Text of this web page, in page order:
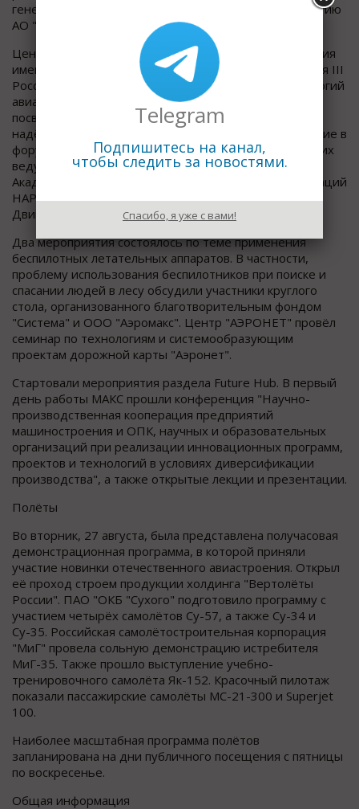
генерального директора по научной работе и развитию
АО "АЗИМУТ" Виктор Соломенцев.
Центральный институт авиационного моторостроения
имени П.И. Баранова стал площадкой для проведения III
Российско-китайского форума по разработке технологий
авиационных двигателей. Мероприятие было
посвящено вопросам конструкционной прочности и
надёжности двигателей. С российской стороны участие в
форуме приняли специалисты института и ряда других
ведущих предприятий, с китайской – делегация
Академии авиационных двигателей Китая и организаций
HAPRI, SERI и GTE, входящих в состав
Двигателестроительной корпорации Китая.
Два мероприятия состоялось по теме применения
беспилотных летательных аппаратов. В частности,
проблему использования беспилотников при поиске и
спасании людей в лесу обсудили участники круглого
стола, организованного благотворительным фондом
"Система" и ООО "Аэромакс". Центр "АЭРОНЕТ" провёл
семинар по технологиям и системообразующим
проектам дорожной карты "Аэронет".
Стартовали мероприятия раздела Future Hub. В первый
день работы МАКС прошли конференция "Научно-
производственная кооперация предприятий
машиностроения и ОПК, научных и образовательных
организаций при реализации инновационных программ,
проектов и технологий в условиях диверсификации
производства", а также открытые лекции и презентации.
Полёты
Во вторник, 27 августа, была представлена получасовая
демонстрационная программа, в которой приняли
участие новинки отечественного авиастроения. Открыл
её проход строем продукции холдинга "Вертолёты
России". ПАО "ОКБ "Сухого" подготовило программу с
участием четырёх самолётов Су-57, а также Су-34 и
Су-35. Российская самолётостроительная корпорация
"МиГ" провела сольную демонстрацию истребителя
МиГ-35. Также прошло выступление учебно-
тренировочного самолёта Як-152. Красочный пилотаж
показали пассажирские самолёты МС-21-300 и Superjet
100.
Наиболее масштабная программа полётов
запланирована на дни публичного посещения с пятницы
по воскресенье.
Общая информация
Telegram
Подпишитесь на канал,
чтобы следить за новостями.
Спасибо, я уже с вами!